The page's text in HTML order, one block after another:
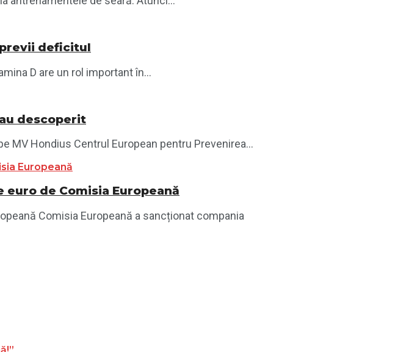
deficitul
D are un rol important în...
descoperit
MV Hondius Centrul European pentru Prevenirea...
de Comisia Europeană
Comisia Europeană a sancționat compania